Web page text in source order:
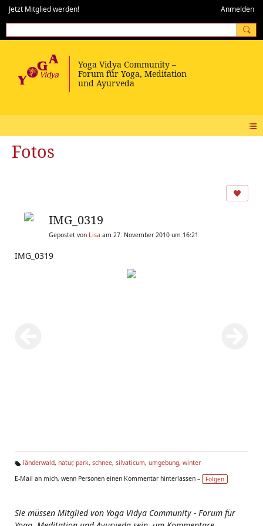
Jetzt Mitglied werden! Anmelden
Fotos
IMG_0319
Gepostet von Lisa am 27. November 2010 um 16:21
IMG_0319
g
länderwald, natur, park, schnee, silvaticum, umgebung, winter
E-Mail an mich, wenn Personen einen Kommentar hinterlassen –
Folgen
Sie müssen Mitglied von Yoga Vidya Community - Forum für